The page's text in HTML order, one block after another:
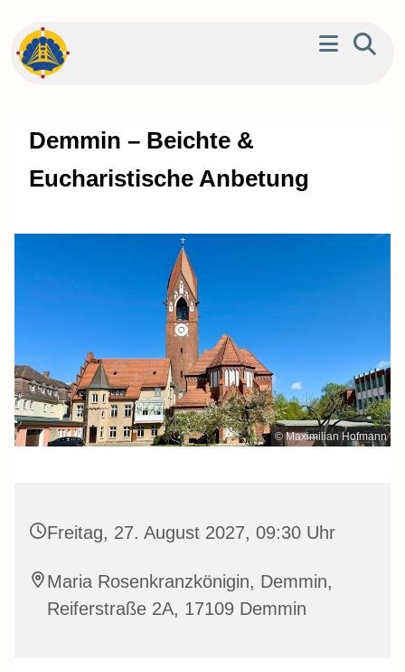
Demmin – Beichte &
Eucharistische Anbetung
© Maximilian Hofmann
Freitag, 27. August 2027, 09:30 Uhr
Maria Rosenkranzkönigin, Demmin,
Reiferstraße 2A, 17109 Demmin